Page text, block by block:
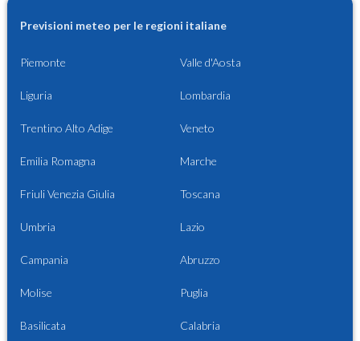
Previsioni meteo per le regioni italiane
Piemonte Valle d'Aosta
Liguria Lombardia
Trentino Alto Adige Veneto
Emilia Romagna Marche
Friuli Venezia Giulia Toscana
Umbria Lazio
Campania Abruzzo
Molise Puglia
Basilicata Calabria